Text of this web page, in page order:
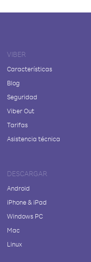
VIBER
Características
Blog
Seguridad
Viber Out
Tarifas
Asistencia técnica
DESCARGAR
Android
iPhone & iPad
Windows PC
Mac
Linux